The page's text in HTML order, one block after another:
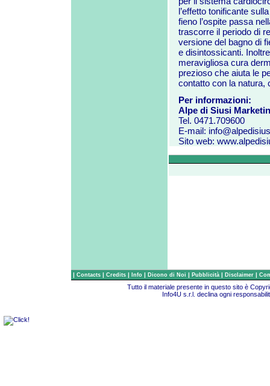
l’effetto tonificante
fieno l’ospite passa
trascorre il periodo di
versione del bagno di
e disintossicanti.
meravigliosa cura
prezioso che aiuta le
contatto con la natura,
Per informazioni:
Alpe di Siusi
Tel. 0471.709600
E-mail:
Sito web:
| Contacts | Credits | Info | Dicono di Noi | Pubblicità | Disclaimer |
Tutto il materiale presente in questo sito è
Info4U s.r.l. declina ogni